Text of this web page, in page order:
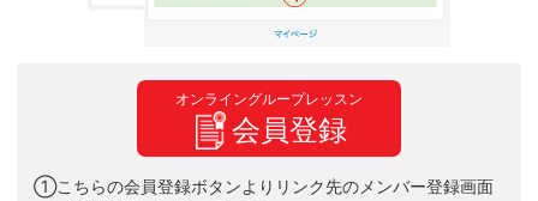
オンライングループレッスン
会員登録
①こちらの会員登録ボタンよりリンク先のメンバー登録画面